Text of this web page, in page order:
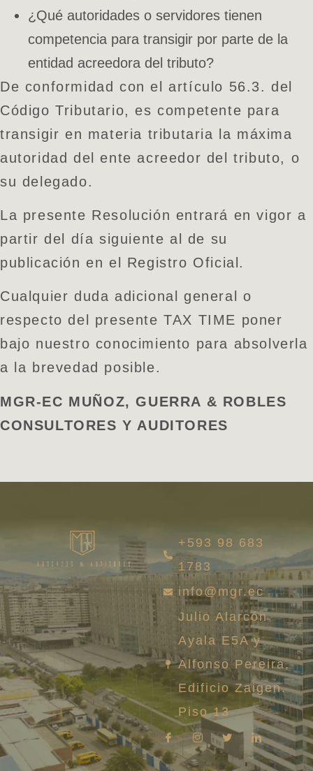
¿Qué autoridades o servidores tienen
competencia para transigir por parte de la
entidad acreedora del tributo?
De conformidad con el artículo 56.3. del
Código Tributario, es competente para
transigir en materia tributaria la máxima
autoridad del ente acreedor del tributo, o
su delegado.
La presente Resolución entrará en vigor a
partir del día siguiente al de su
publicación en el Registro Oficial.
Cualquier duda adicional general o
respecto del presente TAX TIME poner
bajo nuestro conocimiento para absolverla
a la brevedad posible.
MGR-EC MUÑOZ, GUERRA & ROBLES
CONSULTORES Y AUDITORES
+593 98 683
1783
info@mgr.ec
Julio Alarcón
Ayala E5A y
Alfonso Pereira,
Edificio Zaigen.
Piso 13